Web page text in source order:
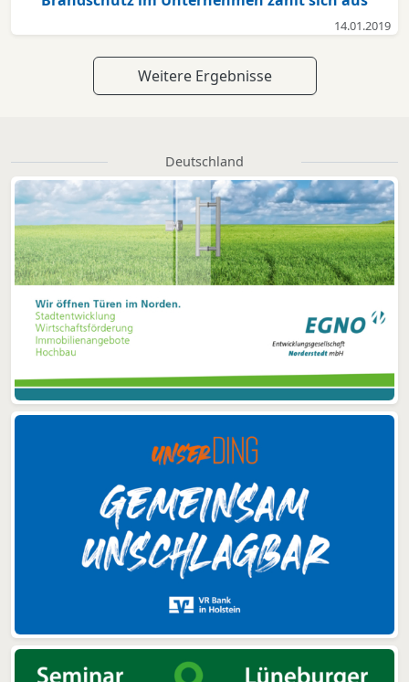
14.01.2019
Weitere Ergebnisse
Deutschland